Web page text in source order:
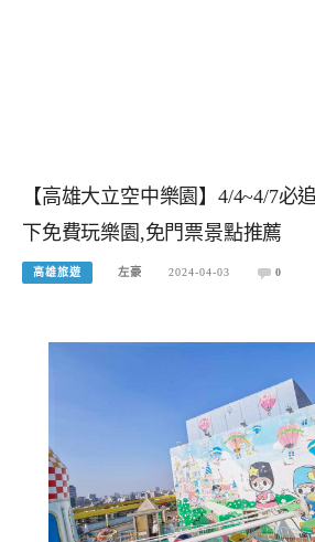
【高雄大立空中樂園】4/4~4/7必
下免費玩樂園,免門票景點推薦
高雄旅遊 左豪 2024-04-03 0